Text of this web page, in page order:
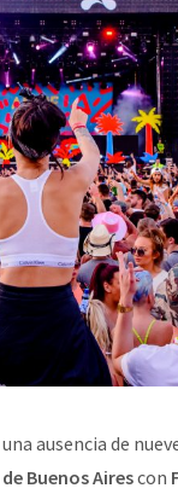
ausencia de
Buenos Airescon